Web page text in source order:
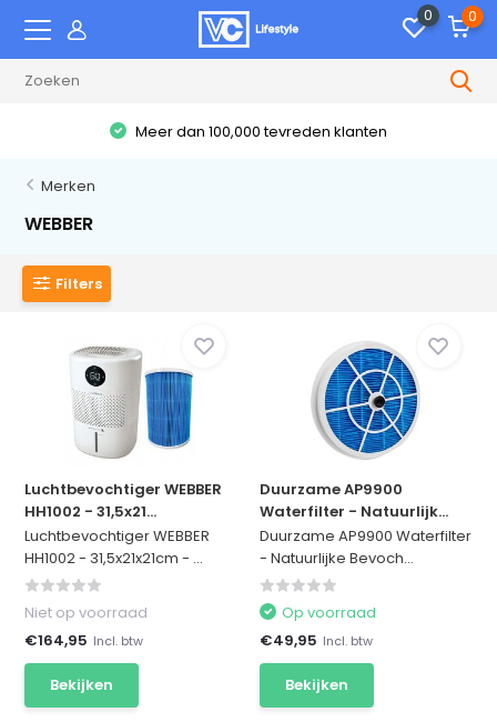
0 0
Meer dan 100,000 tevreden klanten
Merken
WEBBER
Filters
Luchtbevochtiger WEBBER
HH1002 - 31,5x21...
Luchtbevochtiger WEBBER
HH1002 - 31,5x21x21cm - ...
Niet op voorraad
€164,95 Incl. btw
Bekijken
Duurzame AP9900
Waterfilter - Natuurlijk...
Duurzame AP9900 Waterfilter
- Natuurlijke Bevoch...
Op voorraad
€49,95 Incl. btw
Bekijken